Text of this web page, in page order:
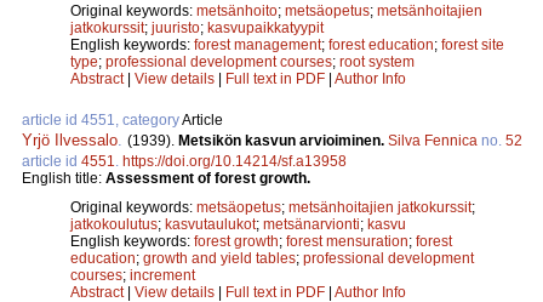
Original keywords: metsänhoito; metsäopetus; metsänhoitajien
jatkokurssit; juuristo; kasvupaikkatyypit
English keywords: forest management; forest education; forest site
type; professional development courses; root system
Abstract| View details | Full text in PDF | Author Info
article id 4551, categoryArticle
Yrjö Ilvessalo (1939). Metsikön kasvun arvioiminen. Silva Fennica no. 52
article id 4551
https://doi.org/10.14214/sf.a13958
English title: Assessment of forest growth.
Original keywords: metsäopetus; metsänhoitajien jatkokurssit;
jatkokoulutus; kasvutaulukot; metsänarvionti; kasvu
English keywords: forest growth; forest mensuration; forest
education; growth and yield tables; professional development
courses; increment
Abstract| View details | Full text in PDF | Author Info